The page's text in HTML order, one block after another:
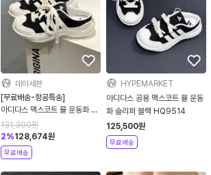
데이세븐
[무료배송-항공특송]
아디다스 맥스코트 뮬 운동화 공
용 슬리퍼 블랙 HQ9514
131,300원
2%128,674원
무료배송
HYPEMARKET
아디다스 공용 맥스코트 뮬 운동
화 슬리퍼 블랙 HQ9514
125,500원
무료배송